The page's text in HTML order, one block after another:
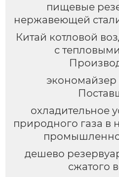
пищевые
нержавеющей
Китай котловой
с
экономайзер
охладительное
природного газа в
дешево
сжатого